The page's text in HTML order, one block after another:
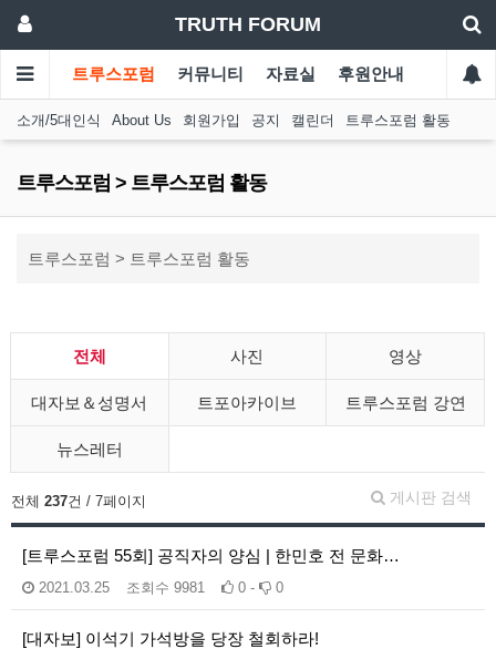
TRUTH FORUM
트루스포럼 커뮤니티 자료실 후원안내
소개/5대인식 About Us 회원가입 공지 캘린더 트루스포럼 활동
트루스포럼 > 트루스포럼 활동
트루스포럼 > 트루스포럼 활동
전체 사진 영상
대자보＆성명서 트포아카이브 트루스포럼 강연
뉴스레터
게시판 검색
전체 237건 / 7페이지
[트루스포럼 55회] 공직자의 양심 | 한민호 전 문화…
2021.03.25 조회수 9981 0 - 0
[대자보] 이석기 가석방을 당장 철회하라!